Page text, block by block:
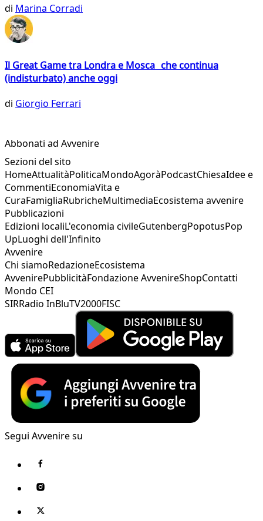
di Marina Corradi
Il Great Game tra Londra e Mosca che continua
(indisturbato) anche oggi
di Giorgio Ferrari
Abbonati ad Avvenire
Sezioni del sito
HomeAttualitàPoliticaMondoAgoràPodcastChiesaIdee e
CommentiEconomiaVita e
CuraFamigliaRubricheMultimediaEcosistema avvenire
Pubblicazioni
Edizioni localiL'economia civileGutenbergPopotusPop
UpLuoghi dell'Infinito
Avvenire
Chi siamoRedazioneEcosistema
AvvenirePubblicitàFondazione AvvenireShopContatti
Mondo CEI
SIRRadio InBluTV2000FISC
Segui Avvenire su